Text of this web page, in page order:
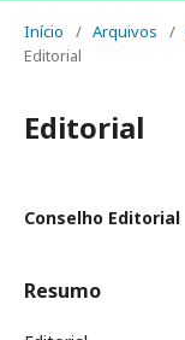
Início / Arquivos /
Editorial
Editorial
Conselho Editorial
Resumo